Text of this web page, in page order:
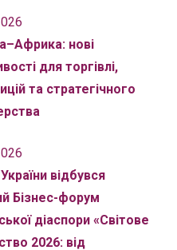
нові
для торгівлі,
та стратегічного
відбувся
Бізнес-форум
діаспори «Світове
2026: від